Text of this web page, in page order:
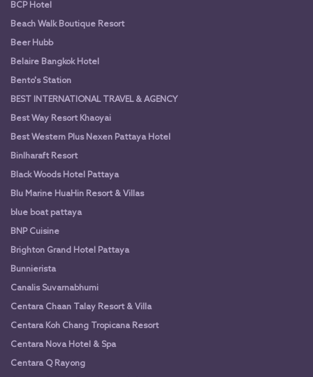
BCP Hotel
Beach Walk Boutique Resort
Beer Hubb
Belaire Bangkok Hotel
Bento's Station
BEST INTERNATIONAL TRAVEL & AGENCY
Best Way Resort Khaoyai
Best Western Plus Nexen Pattaya Hotel
Binlharaft Resort
Black Woods Hotel Pattaya
Blu Marine HuaHin Resort & Villas
blue boat pattaya
BNP Cuisine
Brighton Grand Hotel Pattaya
Bunnierista
Canalis Suvarnabhumi
Centara Chaan Talay Resort & Villa
Centara Koh Chang Tropicana Resort
Centara Nova Hotel & Spa
Centara Q Rayong